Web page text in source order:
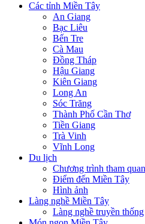
Các tỉnh Miền Tây
An Giang
Bạc Liêu
Bến Tre
Cà Mau
Đồng Tháp
Hậu Giang
Kiên Giang
Long An
Sóc Trăng
Thành Phố Cần Thơ
Tiền Giang
Trà Vinh
Vĩnh Long
Du lịch
Chương trình tham quan
Điểm đến Miền Tây
Hình ảnh
Làng nghề Miền Tây
Làng nghề truyền thống